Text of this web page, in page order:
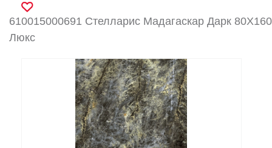
+7 (495) 532-06-30
Заказать звонок
610015000691 Стелларис Мадагаскар Дарк 80X160
Люкс